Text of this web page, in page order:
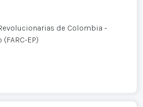
de Colombia -
EP)